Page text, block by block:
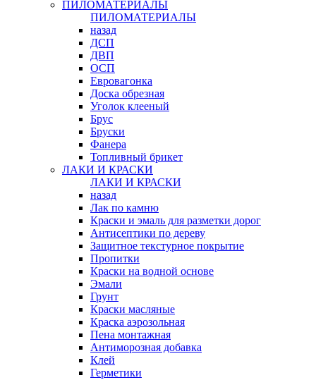
ПИЛОМАТЕРИАЛЫ
ПИЛОМАТЕРИАЛЫ
назад
ДСП
ДВП
ОСП
Евровагонка
Доска обрезная
Уголок клееный
Брус
Бруски
Фанера
Топливный брикет
ЛАКИ И КРАСКИ
ЛАКИ И КРАСКИ
назад
Лак по камню
Краски и эмаль для разметки дорог
Антисептики по дереву
Защитное текстурное покрытие
Пропитки
Краски на водной основе
Эмали
Грунт
Краски масляные
Краска аэрозольная
Пена монтажная
Антиморозная добавка
Клей
Герметики